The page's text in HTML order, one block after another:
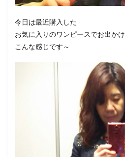
今日は最近購入した
お気に入りのワンピースでお出かけ
こんな感じです～